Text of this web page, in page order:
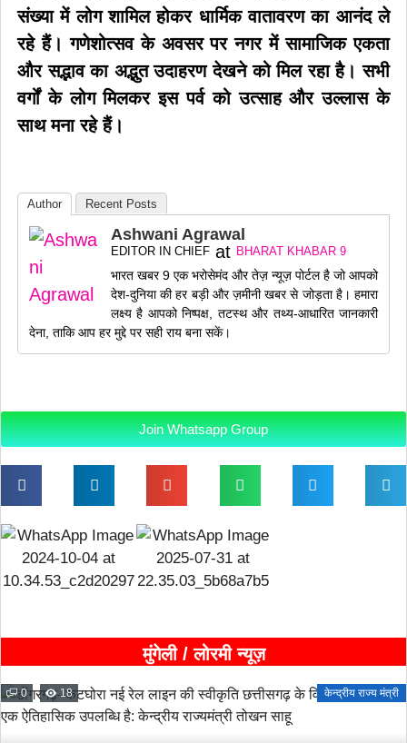
संख्या में लोग शामिल होकर धार्मिक वातावरण का आनंद ले
रहे हैं। गणेशोत्सव के अवसर पर नगर में सामाजिक एकता
और सद्भाव का अद्भुत उदाहरण देखने को मिल रहा है। सभी
वर्गों के लोग मिलकर इस पर्व को उत्साह और उल्लास के
साथ मना रहे हैं।
Author Recent Posts
Ashwani Agrawal
EDITOR IN CHIEF at BHARAT KHABAR 9
भारत खबर 9 एक भरोसेमंद और तेज़ न्यूज़ पोर्टल है जो आपको
देश-दुनिया की हर बड़ी और ज़मीनी खबर से जोड़ता है। हमारा
लक्ष्य है आपको निष्पक्ष, तटस्थ और तथ्य-आधारित जानकारी
देना, ताकि आप हर मुद्दे पर सही राय बना सकें।
Join Whatsapp Group
मुंगेली / लोरमी न्यूज़
0 18 केन्द्रीय राज्य मंत्री